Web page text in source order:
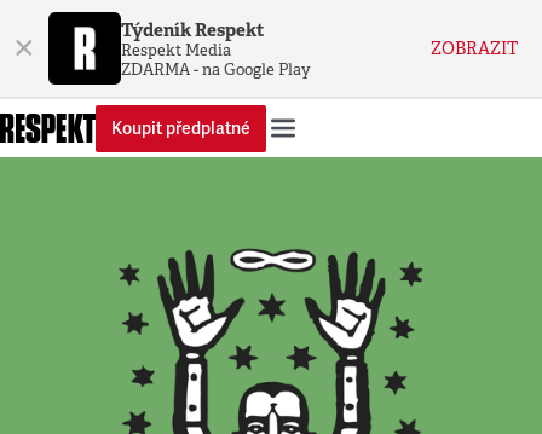
× Týdeník Respekt
Respekt Media
ZDARMA - na Google Play
ZOBRAZIT
Koupit předplatné